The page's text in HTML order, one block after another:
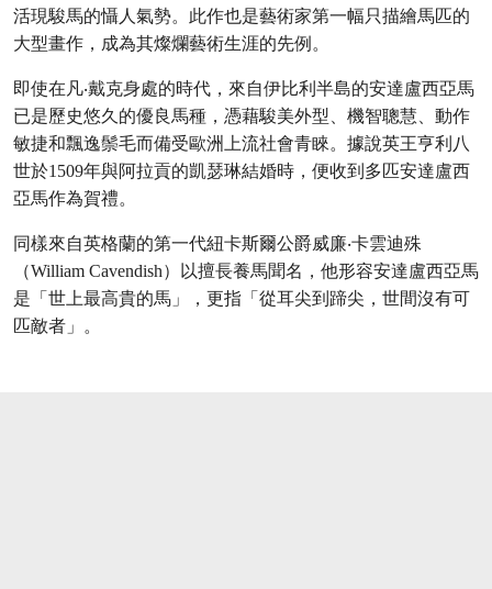
活現駿馬的懾人氣勢。此作也是藝術家第一幅只描繪馬匹的
大型畫作，成為其燦爛藝術生涯的先例。
即使在凡‧戴克身處的時代，來自伊比利半島的安達盧西亞馬
已是歷史悠久的優良馬種，憑藉駿美外型、機智聰慧、動作
敏捷和飄逸鬃毛而備受歐洲上流社會青睞。據說英王亨利八
世於1509年與阿拉貢的凱瑟琳結婚時，便收到多匹安達盧西
亞馬作為賀禮。
同樣來自英格蘭的第一代紐卡斯爾公爵威廉‧卡雲迪殊
（William Cavendish）以擅長養馬聞名，他形容安達盧西亞馬
是「世上最高貴的馬」，更指「從耳尖到蹄尖，世間沒有可
匹敵者」。